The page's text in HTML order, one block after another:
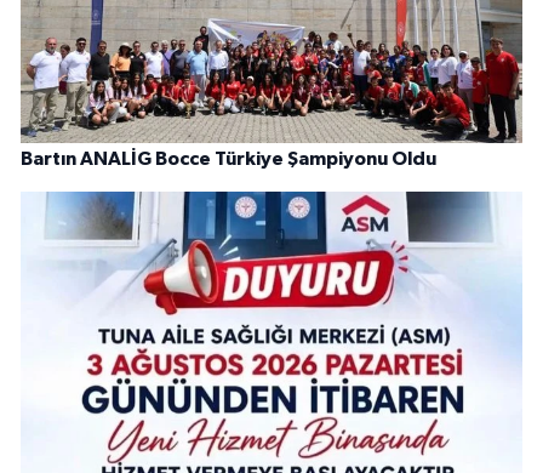
Bartın ANALİG Bocce Türkiye Şampiyonu Oldu